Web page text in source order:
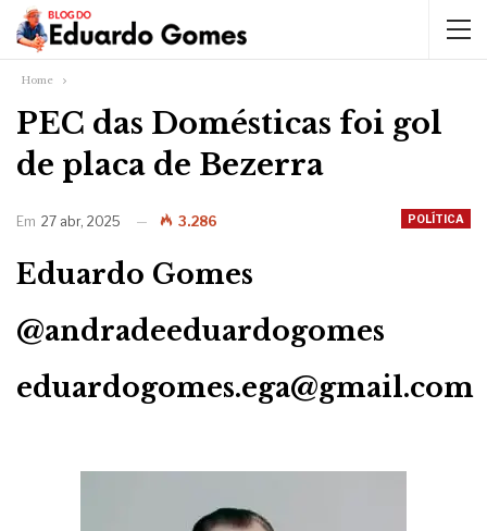
Home
PEC das Domésticas foi gol
de placa de Bezerra
POLÍTICA
Em 27 abr, 2025 3.286
Eduardo Gomes
@andradeeduardogomes
eduardogomes.ega@gmail.com